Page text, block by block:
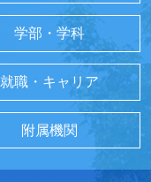
学部・学科
就職・キャリア
附属機関